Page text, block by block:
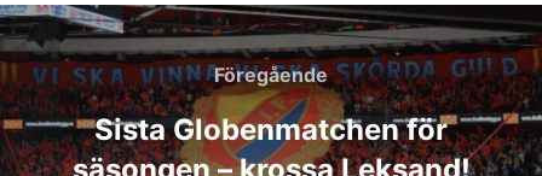
Inläggsnavigering
Föregående
Föregående
Sista Globenmatchen för